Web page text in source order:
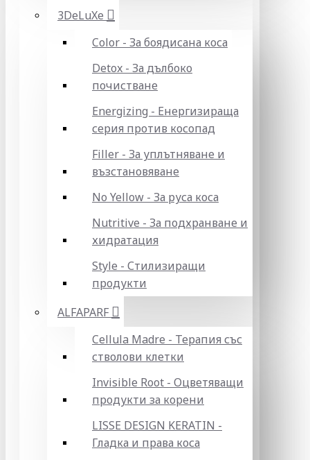
3DeLuXe
Color - За боядисана коса
Detox - За дълбоко
почистване
Energizing - Енергизираща
серия против косопад
Filler - За уплътняване и
възстановяване
No Yellow - За руса коса
Nutritive - За подхранване и
хидратация
Style - Стилизиращи
продукти
ALFAPARF
Cellula Madre - Терапия със
стволови клетки
Invisible Root - Оцветяващи
продукти за корени
LISSE DESIGN KERATIN -
Гладка и права коса